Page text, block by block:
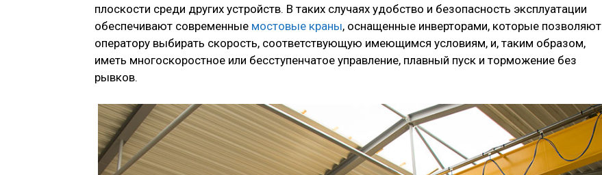
плоскости среди других устройств. В таких случаях удобство и безопасность эксплуатации
обеспечивают современные мостовые краны, оснащенные инверторами, которые позволяют
оператору выбирать скорость, соответствующую имеющимся условиям, и, таким образом,
иметь многоскоростное или бесступенчатое управление, плавный пуск и торможение без
рывков.